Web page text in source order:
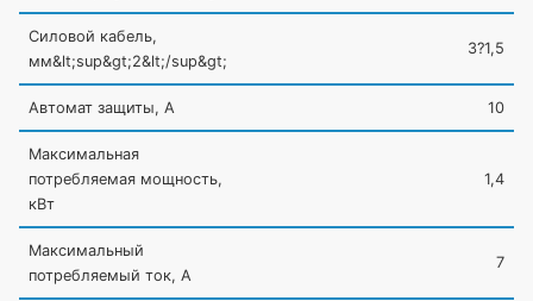
Силовой кабель,
мм&lt;sup&gt;2&lt;/sup&gt;
3?1,5
Автомат защиты, А 10
Максимальная
потребляемая мощность,
кВт
1,4
Максимальный
потребляемый ток, А
7